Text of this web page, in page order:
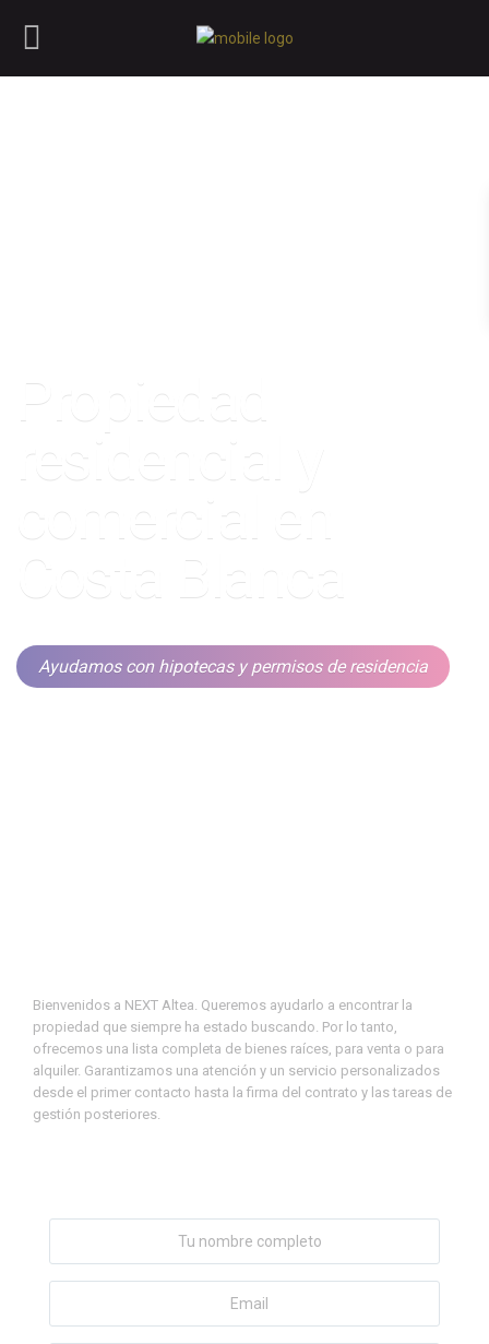
Propiedad
residencial y
comercial en
Costa Blanca
Ayudamos con hipotecas y permisos de residencia
Bienvenidos a NEXT Altea. Queremos ayudarlo a encontrar la
propiedad que siempre ha estado buscando. Por lo tanto,
ofrecemos una lista completa de bienes raíces, para venta o para
alquiler. Garantizamos una atención y un servicio personalizados
desde el primer contacto hasta la firma del contrato y las tareas de
gestión posteriores.